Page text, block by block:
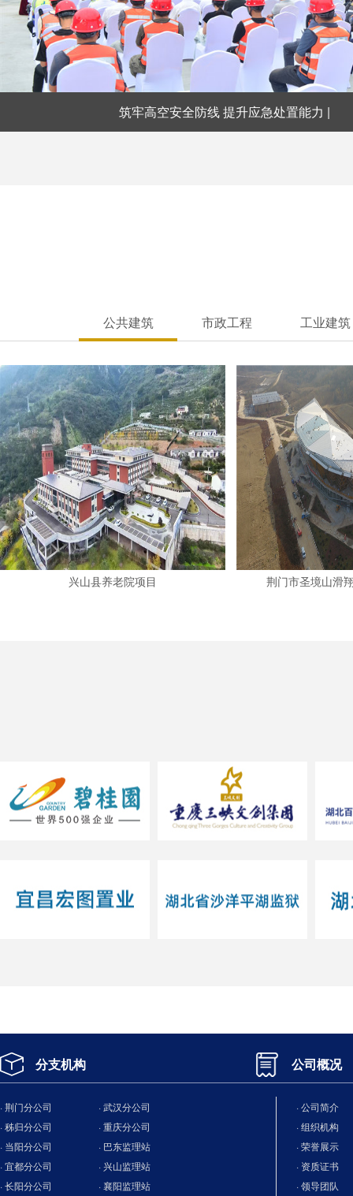
筑牢高空安全防线 提升应急处置能力 |
公共建筑 市政工程 工业建筑
兴山县养老院项目 荆门市圣境山滑
分支机构 公司概况
· 荆门分公司
· 秭归分公司
· 当阳分公司
· 宜都分公司
· 长阳分公司
· 武汉分公司
· 重庆分公司
· 巴东监理站
· 兴山监理站
· 襄阳监理站
· 公司简介
· 组织机构
· 荣誉展示
· 资质证书
· 领导团队